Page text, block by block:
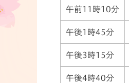
午前11時10分
午後1時45分
午後3時15分
午後4時40分